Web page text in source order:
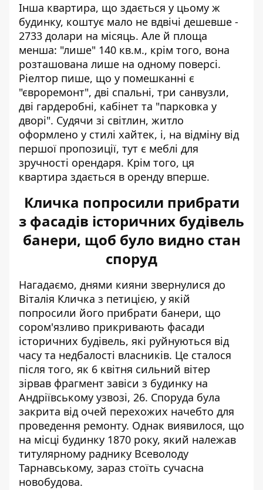
Інша квартира, що здається у цьому ж
будинку, коштує мало не вдвічі дешевше -
2733 долари на місяць. Але й площа
менша: "лише" 140 кв.м., крім того, вона
розташована лише на одному поверсі.
Ріелтор пише, що у помешканні є
"євроремонт", дві спальні, три санвузли,
дві гардеробні, кабінет та "парковка у
дворі". Судячи зі світлин, житло
оформлено у стилі хайтек, і, на відміну від
першої пропозиції, тут є меблі для
зручності орендаря. Крім того, ця
квартира здається в оренду вперше.
Кличка попросили прибрати
з фасадів історичних будівель
банери, щоб було видно стан
споруд
Нагадаємо, днями кияни звернулися до
Віталія Кличка з петицією, у якій
попросили його прибрати банери, що
сором'язливо прикривають фасади
історичних будівель, які руйнуються від
часу та недбалості власників. Це сталося
після того, як 6 квітня сильний вітер
зірвав фрагмент завіси з будинку на
Андріївському узвозі, 26. Споруда була
закрита від очей перехожих начебто для
проведення ремонту. Однак виявилося, що
на місці будинку 1870 року, який належав
титулярному раднику Всеволоду
Тарнавському, зараз стоїть сучасна
новобудова.